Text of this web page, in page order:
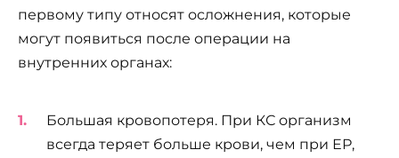
первому типу относят осложнения, которые
могут появиться после операции на
внутренних органах:
Большая кровопотеря. При КС организм
всегда теряет больше крови, чем при ЕР,